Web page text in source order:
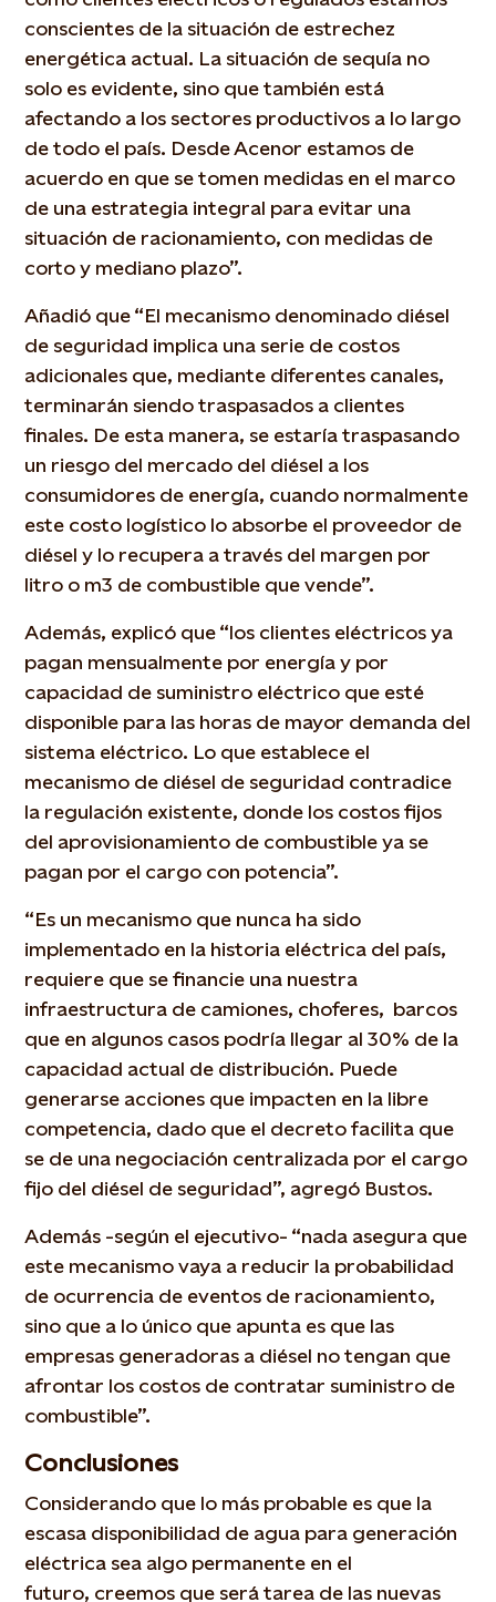
conscientes de la situación de estrechez
energética actual. La situación de sequía no
solo es evidente, sino que también está
afectando a los sectores productivos a lo largo
de todo el país. Desde Acenor estamos de
acuerdo en que se tomen medidas en el marco
de una estrategia integral para evitar una
situación de racionamiento, con medidas de
corto y mediano plazo”.
Añadió que “El mecanismo denominado diésel
de seguridad implica una serie de costos
adicionales que, mediante diferentes canales,
terminarán siendo traspasados a clientes
finales. De esta manera, se estaría traspasando
un riesgo del mercado del diésel a los
consumidores de energía, cuando normalmente
este costo logístico lo absorbe el proveedor de
diésel y lo recupera a través del margen por
litro o m3 de combustible que vende”.
Además, explicó que “los clientes eléctricos ya
pagan mensualmente por energía y por
capacidad de suministro eléctrico que esté
disponible para las horas de mayor demanda del
sistema eléctrico. Lo que establece el
mecanismo de diésel de seguridad contradice
la regulación existente, donde los costos fijos
del aprovisionamiento de combustible ya se
pagan por el cargo con potencia”.
“Es un mecanismo que nunca ha sido
implementado en la historia eléctrica del país,
requiere que se financie una nuestra
infraestructura de camiones, choferes, barcos
que en algunos casos podría llegar al 30% de la
capacidad actual de distribución. Puede
generarse acciones que impacten en la libre
competencia, dado que el decreto facilita que
se de una negociación centralizada por el cargo
fijo del diésel de seguridad”, agregó Bustos.
Además -según el ejecutivo- “nada asegura que
este mecanismo vaya a reducir la probabilidad
de ocurrencia de eventos de racionamiento,
sino que a lo único que apunta es que las
empresas generadoras a diésel no tengan que
afrontar los costos de contratar suministro de
combustible”.
Conclusiones
Considerando que lo más probable es que la
escasa disponibilidad de agua para generación
eléctrica sea algo permanente en el
futuro, creemos que será tarea de las nuevas